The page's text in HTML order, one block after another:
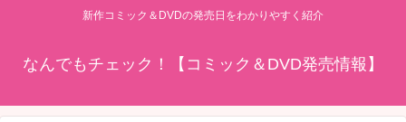
新作コミック＆DVDの発売日をわかりやすく紹介
なんでもチェック！【コミック＆DVD発売情報】